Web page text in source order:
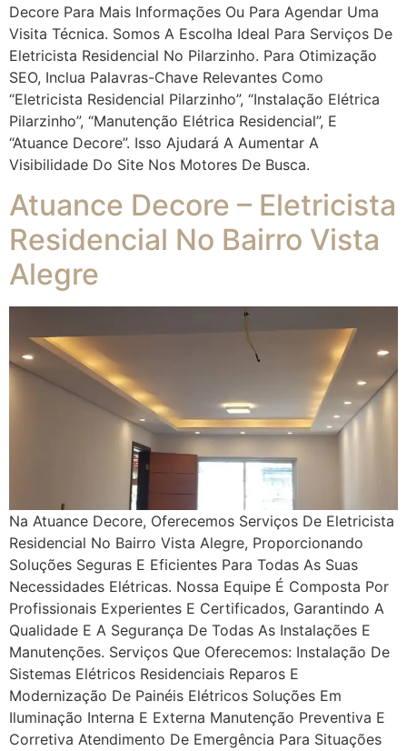
Decore Para Mais Informações Ou Para Agendar Uma
Visita Técnica. Somos A Escolha Ideal Para Serviços De
Eletricista Residencial No Pilarzinho. Para Otimização
SEO, Inclua Palavras-Chave Relevantes Como
“eletricista Residencial Pilarzinho”, “instalação Elétrica
Pilarzinho”, “manutenção Elétrica Residencial”, E
“Atuance Decore”. Isso Ajudará A Aumentar A
Visibilidade Do Site Nos Motores De Busca.
Atuance Decore – Eletricista
Residencial No Bairro Vista
Alegre
Na Atuance Decore, Oferecemos Serviços De Eletricista
Residencial No Bairro Vista Alegre, Proporcionando
Soluções Seguras E Eficientes Para Todas As Suas
Necessidades Elétricas. Nossa Equipe É Composta Por
Profissionais Experientes E Certificados, Garantindo A
Qualidade E A Segurança De Todas As Instalações E
Manutenções. Serviços Que Oferecemos: Instalação De
Sistemas Elétricos Residenciais Reparos E
Modernização De Painéis Elétricos Soluções Em
Iluminação Interna E Externa Manutenção Preventiva E
Corretiva Atendimento De Emergência Para Situações